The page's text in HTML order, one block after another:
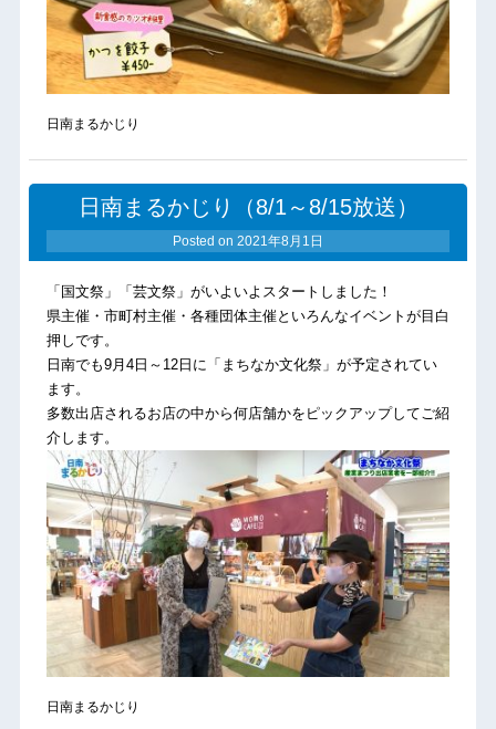
日南まるかじり
日南まるかじり（8/1～8/15放送）
Posted on 2021年8月1日
「国文祭」「芸文祭」がいよいよスタートしました！
県主催・市町村主催・各種団体主催といろんなイベントが目白
押しです。
日南でも9月4日～12日に「まちなか文化祭」が予定されてい
ます。
多数出店されるお店の中から何店舗かをピックアップしてご紹
介します。
日南まるかじり